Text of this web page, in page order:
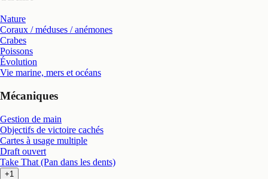
Nature
Coraux / méduses / anémones
Crabes
Poissons
Évolution
Vie marine, mers et océans
Mécaniques
Gestion de main
Objectifs de victoire cachés
Cartes à usage multiple
Draft ouvert
Take That (Pan dans les dents)
+1